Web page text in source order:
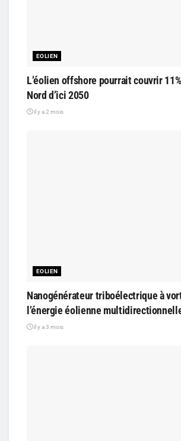
EOLIEN
L’éolien offshore pourrait couvrir
Nord d’ici 2050
il y a 2 mois
EOLIEN
Nanogénérateur triboélectrique à
l’énergie éolienne
il y a 3 mois